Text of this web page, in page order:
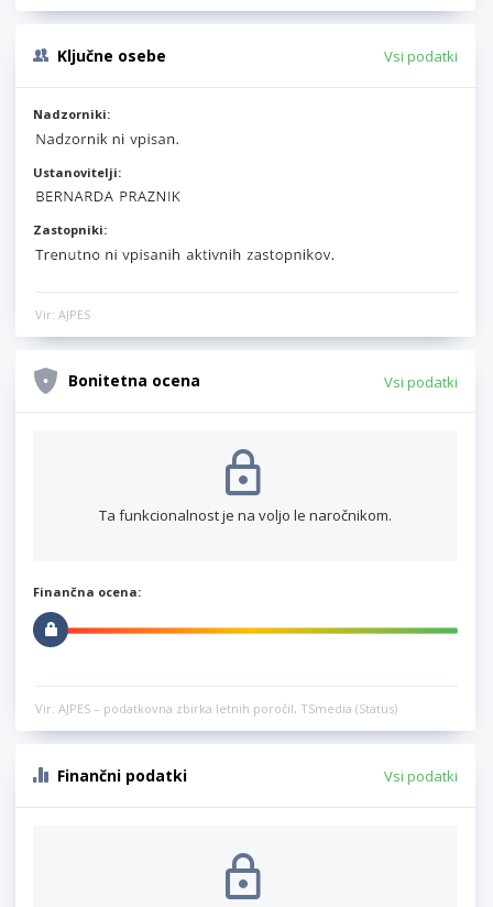
Ključne osebe Vsi podatki
Nadzorniki:
Ustanovitelji:
Zastopniki:
Vir: AJPES
Bonitetna ocena Vsi podatki
Ta funkcionalnost je na voljo le naročnikom.
Finančna ocena:
Vir: AJPES – podatkovna zbirka letnih poročil, TSmedia (Status)
Finančni podatki Vsi podatki